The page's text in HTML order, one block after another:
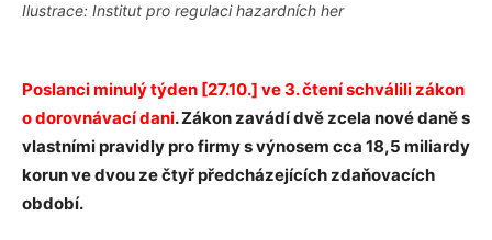
Ilustrace: Institut pro regulaci hazardních her
Poslanci minulý týden [27.10.] ve 3. čtení schválili zákon
o dorovnávací dani. Zákon zavádí dvě zcela nové daně s
vlastními pravidly pro firmy s výnosem cca 18,5 miliardy
korun ve dvou ze čtyř předcházejících zdaňovacích
období.